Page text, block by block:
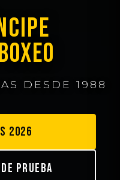
DESDE 1988
2026
PRUEBA